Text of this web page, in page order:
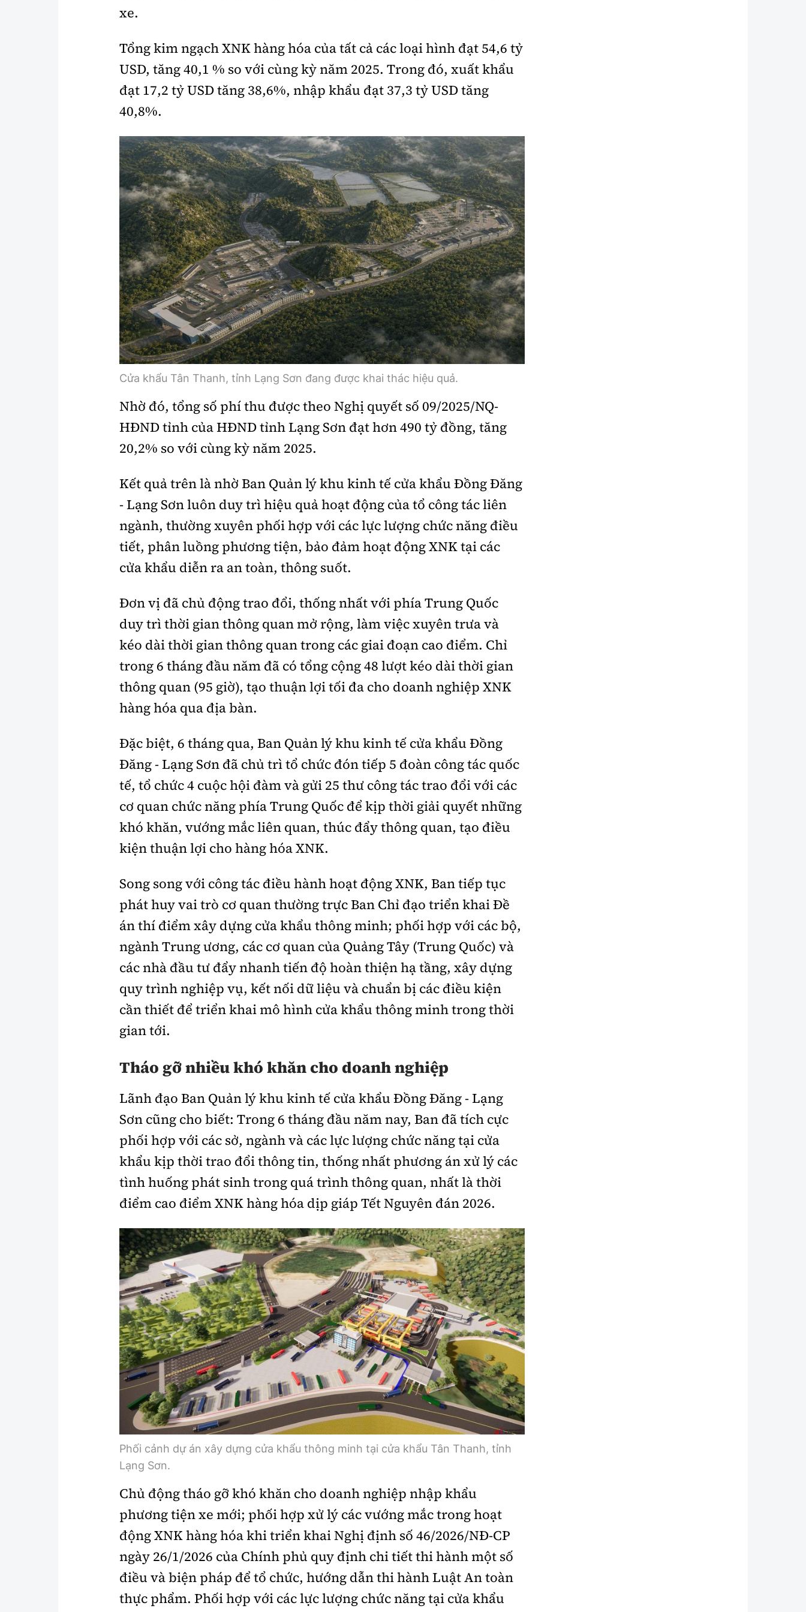
Lao động - Công đoàn
Điện ảnh
Âm nhạc
Hậu trường sao
360 độ thể thao
AI
Tư vấn
Thời sự Quốc tế
Hồ sơ tài liệu
Thế giới giao thông
Thế giới xây dựng
Đi ++
Khám phá
Lối sống
Ẩm thực
Video
Khám phá
Camera giao thông
Câu chuyện giao thông
Lăng kính xây dựng
Giải trí - Thể thao
xe.
Tổng kim ngạch XNK hàng hóa của tất cả các loại hình đạt 54,6 tỷ
USD, tăng 40,1 % so với cùng kỳ năm 2025. Trong đó, xuất khẩu
đạt 17,2 tỷ USD tăng 38,6%, nhập khẩu đạt 37,3 tỷ USD tăng
40,8%.
Cửa khẩu Tân Thanh, tỉnh Lạng Sơn đang được khai thác hiệu quả.
Nhờ đó, tổng số phí thu được theo Nghị quyết số 09/2025/NQ-
HĐND tỉnh của HĐND tỉnh Lạng Sơn đạt hơn 490 tỷ đồng, tăng
20,2% so với cùng kỳ năm 2025.
Kết quả trên là nhờ Ban Quản lý khu kinh tế cửa khẩu Đồng Đăng
- Lạng Sơn luôn duy trì hiệu quả hoạt động của tổ công tác liên
ngành, thường xuyên phối hợp với các lực lượng chức năng điều
tiết, phân luồng phương tiện, bảo đảm hoạt động XNK tại các
cửa khẩu diễn ra an toàn, thông suốt.
Đơn vị đã chủ động trao đổi, thống nhất với phía Trung Quốc
duy trì thời gian thông quan mở rộng, làm việc xuyên trưa và
kéo dài thời gian thông quan trong các giai đoạn cao điểm. Chỉ
trong 6 tháng đầu năm đã có tổng cộng 48 lượt kéo dài thời gian
thông quan (95 giờ), tạo thuận lợi tối đa cho doanh nghiệp XNK
hàng hóa qua địa bàn.
Đặc biệt, 6 tháng qua, Ban Quản lý khu kinh tế cửa khẩu Đồng
Đăng - Lạng Sơn đã chủ trì tổ chức đón tiếp 5 đoàn công tác quốc
tế, tổ chức 4 cuộc hội đàm và gửi 25 thư công tác trao đổi với các
cơ quan chức năng phía Trung Quốc để kịp thời giải quyết những
khó khăn, vướng mắc liên quan, thúc đẩy thông quan, tạo điều
kiện thuận lợi cho hàng hóa XNK.
Song song với công tác điều hành hoạt động XNK, Ban tiếp tục
phát huy vai trò cơ quan thường trực Ban Chỉ đạo triển khai Đề
án thí điểm xây dựng cửa khẩu thông minh; phối hợp với các bộ,
ngành Trung ương, các cơ quan của Quảng Tây (Trung Quốc) và
các nhà đầu tư đẩy nhanh tiến độ hoàn thiện hạ tầng, xây dựng
quy trình nghiệp vụ, kết nối dữ liệu và chuẩn bị các điều kiện
cần thiết để triển khai mô hình cửa khẩu thông minh trong thời
gian tới.
Tháo gỡ nhiều khó khăn cho doanh nghiệp
Lãnh đạo Ban Quản lý khu kinh tế cửa khẩu Đồng Đăng - Lạng
Sơn cũng cho biết: Trong 6 tháng đầu năm nay, Ban đã tích cực
phối hợp với các sở, ngành và các lực lượng chức năng tại cửa
khẩu kịp thời trao đổi thông tin, thống nhất phương án xử lý các
tình huống phát sinh trong quá trình thông quan, nhất là thời
điểm cao điểm XNK hàng hóa dịp giáp Tết Nguyên đán 2026.
Phối cảnh dự án xây dựng cửa khẩu thông minh tại cửa khẩu Tân Thanh, tỉnh
Lạng Sơn.
Chủ động tháo gỡ khó khăn cho doanh nghiệp nhập khẩu
phương tiện xe mới; phối hợp xử lý các vướng mắc trong hoạt
động XNK hàng hóa khi triển khai Nghị định số 46/2026/NĐ-CP
ngày 26/1/2026 của Chính phủ quy định chi tiết thi hành một số
điều và biện pháp để tổ chức, hướng dẫn thi hành Luật An toàn
thực phẩm. Phối hợp với các lực lượng chức năng tại cửa khẩu